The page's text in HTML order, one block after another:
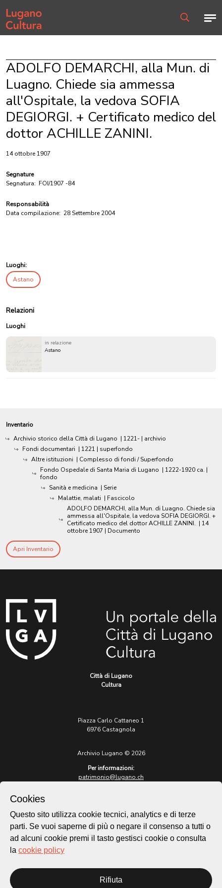
Home page
ADOLFO DEMARCHI, alla Mun. di
Luagno. Chiede sia ammessa
all'Ospitale, la vedova SOFIA
DEGIORGI. + Certificato medico del
dottor ACHILLE ZANINI.
14 ottobre 1907
Segnature
Segnatura: FOI/1907 -84
Responsabilità
Data compilazione: 28 Settembre 2004
Luoghi:
Astano
Relazioni
Luoghi
in relazione
Astano
Inventario
Archivio storico della Città di Lugano | 1221- | archivio
Fondi documentari | 1221 | superfondo
Altre istituzioni | Complesso di fondi / Superfondo
Fondo Ospedale di Santa Maria di Lugano | 1222-1920 ca. |
fondo
Sanità e medicina | Serie
Malattie, malati | Fascicolo
ADOLFO DEMARCHI, alla Mun. di Luagno. Chiede sia
ammessa all'Ospitale, la vedova SOFIA DEGIORGI. +
Certificato medico del dottor ACHILLE ZANINI. | 14
ottobre 1907 | Documento
Apri Inventario
Città di Lugano
Cultura
Piazza Carlo Cattaneo 1
6976 Castagnola
Archivio Lugano © 2026
Per informazioni:
patrimonio@lugano.ch
lugano.ch
Cookie policy
Homepage
Temi
Cookies
Questo sito utilizza cookie tecnici, analytics e di terze
parti. Se vuoi saperne di più o negare il consenso a tutti o
ad alcuni cookie premi il tasto gestisci cookie o consulta
la cookie policy
Rifiuta